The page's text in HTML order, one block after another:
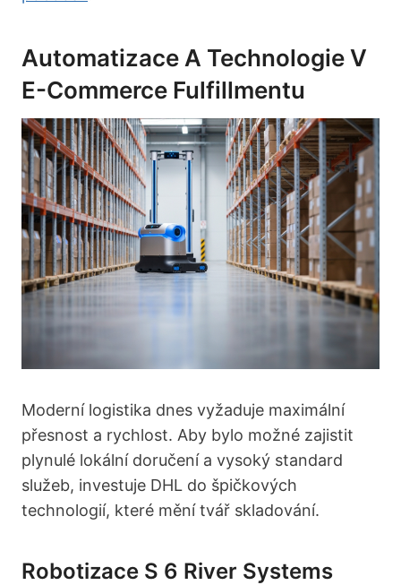
Automatizace A Technologie V
E-Commerce Fulfillmentu
Moderní logistika dnes vyžaduje maximální
přesnost a rychlost. Aby bylo možné zajistit
plynulé lokální doručení a vysoký standard
služeb, investuje DHL do špičkových
technologií, které mění tvář skladování.
Robotizace S 6 River Systems